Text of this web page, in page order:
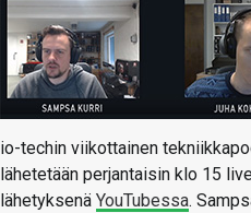
io-techin viikottainen
lähetetään perjantaisin klo 15
lähetyksenä YouTubessa.